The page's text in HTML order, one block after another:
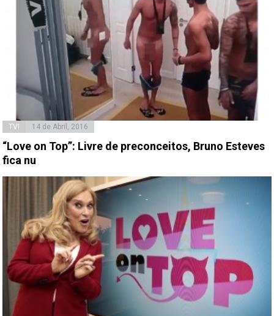
TVI 14 de Abril, 2016
“Love on Top”: Livre de preconceitos, Bruno Esteves
fica nu